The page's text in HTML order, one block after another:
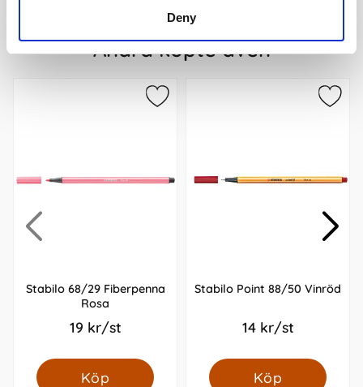
Deny
Andra köpte även
Stabilo 68/29 Fiberpenna
Rosa
19 kr/st
Köp
Stabilo Point 88/50 Vinröd
14 kr/st
Köp